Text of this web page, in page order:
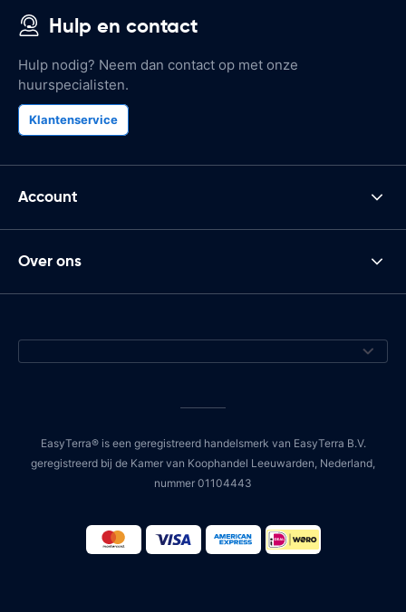
Hulp en contact
Hulp nodig? Neem dan contact op met onze
huurspecialisten.
Klantenservice
Account
Over ons
EasyTerra® is een geregistreerd handelsmerk van EasyTerra B.V.
geregistreerd bij de Kamer van Koophandel Leeuwarden, Nederland,
nummer 01104443